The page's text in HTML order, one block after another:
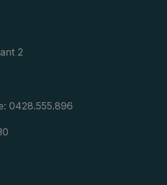
2
0428.555.896